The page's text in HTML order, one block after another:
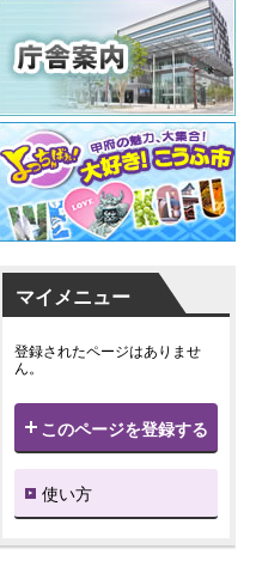
マイメニュー
登録されたページはありませ
ん。
このページを登録する
使い方